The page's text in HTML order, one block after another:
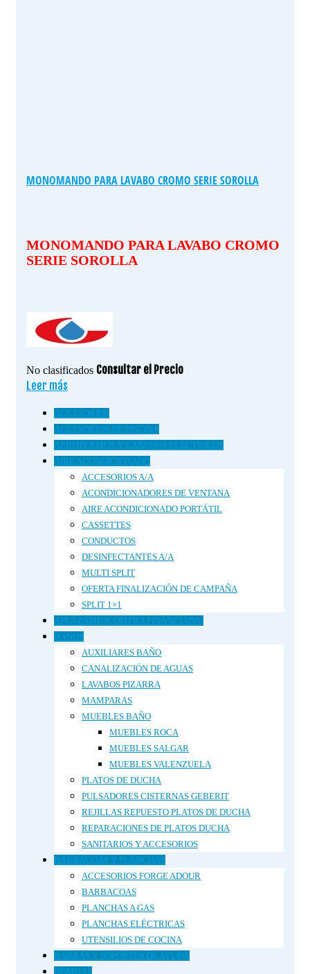
MONOMANDO PARA LAVABO CROMO SERIE SOROLLA
MONOMANDO PARA LAVABO CROMO
SERIE SOROLLA
No clasificados Consultar el Precio
Leer más
ACCESORIOS
ACCESORIOS DE PISCINA
AEROTERMOS Y CAÑONES ELÉCTRICOS
AIRE ACONDICIONADO
ACCESORIOS A/A
ACONDICIONADORES DE VENTANA
AIRE ACONDICIONADO PORTÁTIL
CASSETTES
CONDUCTOS
DESINFECTANTES A/A
MULTI SPLIT
OFERTA FINALIZACIÓN DE CAMPAÑA
SPLIT 1×1
APLÁZAME (COMPRA FINANCIADA)
BAÑOS
AUXILIARES BAÑO
CANALIZACIÓN DE AGUAS
LAVABOS PIZARRA
MAMPARAS
MUEBLES BAÑO
MUEBLES ROCA
MUEBLES SALGAR
MUEBLES VALENZUELA
PLATOS DE DUCHA
PULSADORES CISTERNAS GEBERIT
REJILLAS REPUESTO PLATOS DE DUCHA
REPARACIONES DE PLATOS DUCHA
SANITARIOS Y ACCESORIOS
BARBACOAS Y PLANCHAS
ACCESORIOS FORGE ADOUR
BARBACOAS
PLANCHAS A GAS
PLANCHAS ELÉCTRICAS
UTENSILIOS DE COCINA
BARRAS Y SOPORTES DE AYUDA
BOMBAS